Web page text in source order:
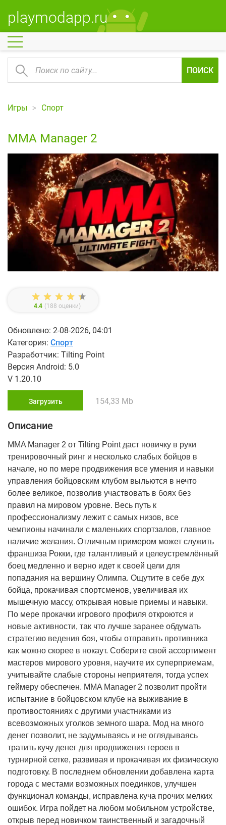
playmodapp.ru
ПОИСК
Игры Спорт
MMA Manager 2
4.4 (188 оценки)
Обновлено: 2-08-2026, 04:01
Категория: Спорт
Разработчик: Tilting Point
Версия Android: 5.0
V 1.20.10
Загрузить 154,33 Mb
Описание
MMA Manager 2 от Tilting Point даст новичку в руки
тренировочный ринг и несколько слабых бойцов в
начале, но по мере продвижения все умения и навыки
управления бойцовским клубом выльются в нечто
более великое, позволив участвовать в боях без
правил на мировом уровне. Весь путь к
профессионализму лежит с самых низов, все
чемпионы начинали с маленьких спортзалов, главное
наличие желания. Отличным примером может служить
франшиза Рокки, где талантливый и целеустремлённый
боец медленно и верно идет к своей цели для
попадания на вершину Олимпа. Ощутите в себе дух
бойца, прокачивая спортсменов, увеличивая их
мышечную массу, открывая новые приемы и навыки.
По мере прокачки игрового профиля откроются и
новые активности, так что лучше заранее обдумать
стратегию ведения боя, чтобы отправить противника
как можно скорее в нокаут. Соберите свой ассортимент
мастеров мирового уровня, научите их суперприемам,
учитывайте слабые стороны неприятеля, тогда успех
геймеру обеспечен. MMA Manager 2 позволит пройти
испытание в бойцовском клубе на выживание в
противостояниях с другими участниками из
всевозможных уголков земного шара. Мод на много
денег позволит, не задумываясь и не оглядываясь
тратить кучу денег для продвижения героев в
турнирной сетке, развивая и прокачивая их физическую
подготовку. В последнем обновлении добавлена карта
города с местами возможных поединков, улучшен
функционал команды, исправлена куча прочих мелких
ошибок. Игра пойдет на любом мобильном устройстве,
открыв перед новичком таинственный и загадочный